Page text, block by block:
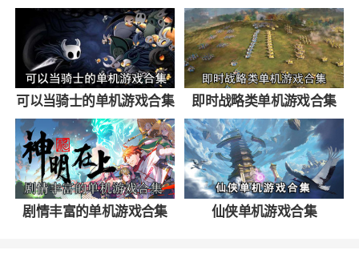
可以当骑士的单机游戏合集 即时战略类单机游戏合集
剧情丰富的单机游戏合集 仙侠单机游戏合集